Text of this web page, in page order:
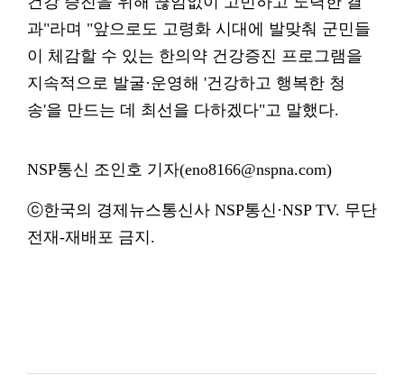
과"라며 "앞으로도 고령화 시대에 발맞춰 군민들
이 체감할 수 있는 한의약 건강증진 프로그램을
지속적으로 발굴·운영해 '건강하고 행복한 청
송'을 만드는 데 최선을 다하겠다"고 말했다.
NSP통신 조인호 기자(eno8166@nspna.com)
ⓒ한국의 경제뉴스통신사 NSP통신·NSP TV. 무단
전재-재배포 금지.